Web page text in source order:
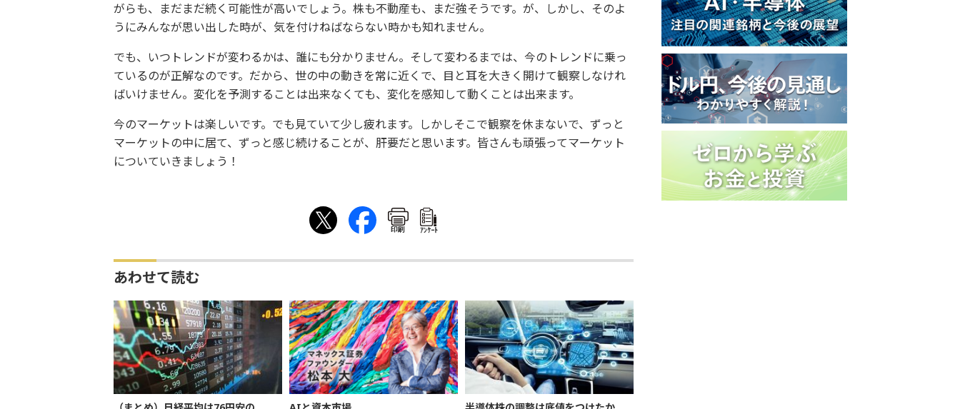
がらも、まだまだ続く可能性が高いでしょう。株も不動産も、まだ強そうです。が、しかし、そのよ
うにみんなが思い出した時が、気を付けねばならない時かも知れません。
でも、いつトレンドが変わるかは、誰にも分かりません。そして変わるまでは、今のトレンドに乗っ
ているのが正解なのです。だから、世の中の動きを常に近くで、目と耳を大きく開けて観察しなけれ
ばいけません。変化を予測することは出来なくても、変化を感知して動くことは出来ます。
今のマーケットは楽しいです。でも見ていて少し疲れます。しかしそこで観察を休まないで、ずっと
マーケットの中に居て、ずっと感じ続けることが、肝要だと思います。皆さんも頑張ってマーケット
についていきましょう！
印刷 ｱﾝｹｰﾄ
あわせて読む